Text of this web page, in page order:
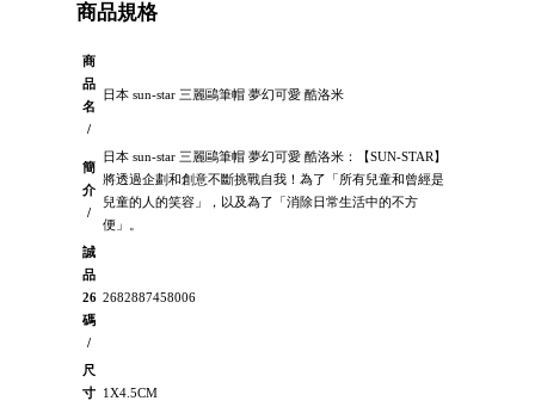
商品規格
商
品
名
/
日本 sun-star 三麗鷗筆帽 夢幻可愛 酷洛米
簡
介
/
日本 sun-star 三麗鷗筆帽 夢幻可愛 酷洛米：【SUN-STAR】
將透過企劃和創意不斷挑戰自我！為了「所有兒童和曾經是
兒童的人的笑容」，以及為了「消除日常生活中的不方
便」。
誠
品
26
碼
/
2682887458006
尺
寸 1X4.5CM